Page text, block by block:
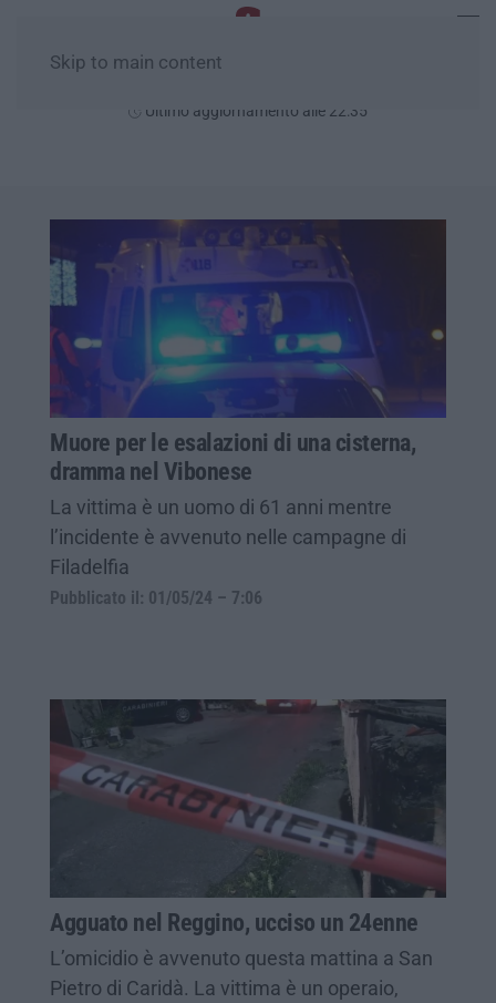
Skip to main content
Ultimo aggiornamento alle 22:35
Muore per le esalazioni di una cisterna,
dramma nel Vibonese
La vittima è un uomo di 61 anni mentre
l’incidente è avvenuto nelle campagne di
Filadelfia
Pubblicato il: 01/05/24 – 7:06
Agguato nel Reggino, ucciso un 24enne
L’omicidio è avvenuto questa mattina a San
Pietro di Caridà. La vittima è un operaio,